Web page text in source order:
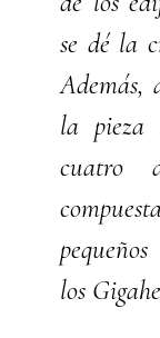
se dé la
Además,
la pieza
cuatro
los